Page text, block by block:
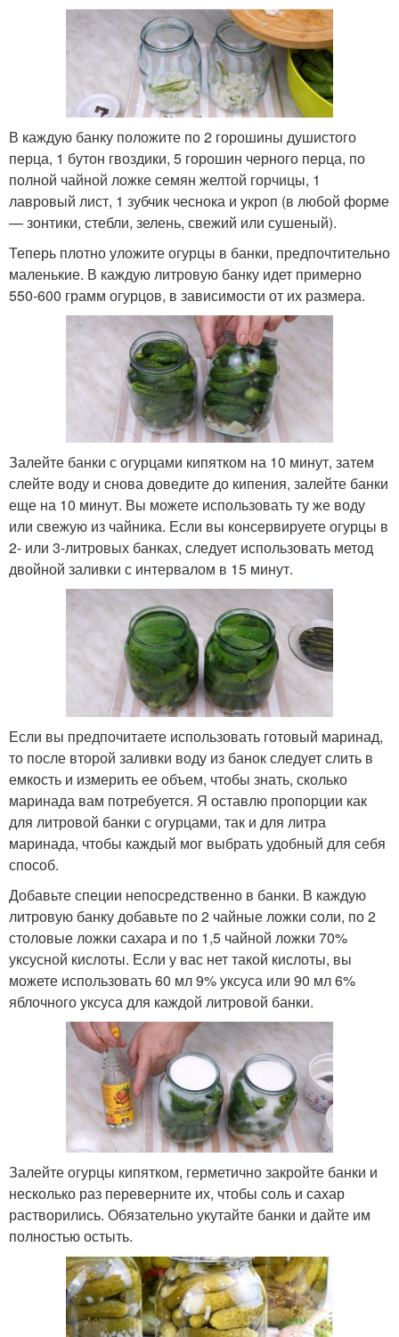
В каждую банку положите по 2 горошины душистого
перца, 1 бутон гвоздики, 5 горошин черного перца, по
полной чайной ложке семян желтой горчицы, 1
лавровый лист, 1 зубчик чеснока и укроп (в любой форме
— зонтики, стебли, зелень, свежий или сушеный).
Теперь плотно уложите огурцы в банки, предпочтительно
маленькие. В каждую литровую банку идет примерно
550-600 грамм огурцов, в зависимости от их размера.
Залейте банки с огурцами кипятком на 10 минут, затем
слейте воду и снова доведите до кипения, залейте банки
еще на 10 минут. Вы можете использовать ту же воду
или свежую из чайника. Если вы консервируете огурцы в
2- или 3-литровых банках, следует использовать метод
двойной заливки с интервалом в 15 минут.
Если вы предпочитаете использовать готовый маринад,
то после второй заливки воду из банок следует слить в
емкость и измерить ее объем, чтобы знать, сколько
маринада вам потребуется. Я оставлю пропорции как
для литровой банки с огурцами, так и для литра
маринада, чтобы каждый мог выбрать удобный для себя
способ.
Добавьте специи непосредственно в банки. В каждую
литровую банку добавьте по 2 чайные ложки соли, по 2
столовые ложки сахара и по 1,5 чайной ложки 70%
уксусной кислоты. Если у вас нет такой кислоты, вы
можете использовать 60 мл 9% уксуса или 90 мл 6%
яблочного уксуса для каждой литровой банки.
Залейте огурцы кипятком, герметично закройте банки и
несколько раз переверните их, чтобы соль и сахар
растворились. Обязательно укутайте банки и дайте им
полностью остыть.